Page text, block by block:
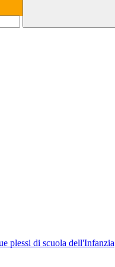
plessi di scuola dell'Infanzia